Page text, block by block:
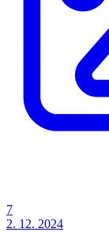
7
2. 12. 2024